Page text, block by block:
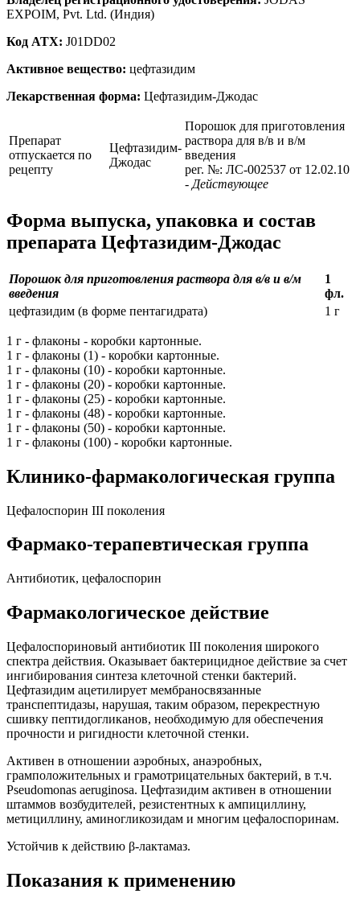
EXPOIM, Pvt. Ltd. (Индия)
Код ATX: J01DD02
Активное вещество: цефтазидим
Лекарственная форма: Цефтазидим-Джодас
Препарат
отпускается по
рецепту
Цефтазидим-
Джодас
Порошок для приготовления
раствора для в/в и в/м
введения
рег. №: ЛС-002537 от 12.02.10
- Действующее
Форма выпуска, упаковка и состав
препарата Цефтазидим-Джодас
Порошок для приготовления раствора для в/в и в/м
введения
1
фл.
цефтазидим (в форме пентагидрата)
1 г
1 г - флаконы - коробки картонные.
1 г - флаконы (1) - коробки картонные.
1 г - флаконы (10) - коробки картонные.
1 г - флаконы (20) - коробки картонные.
1 г - флаконы (25) - коробки картонные.
1 г - флаконы (48) - коробки картонные.
1 г - флаконы (50) - коробки картонные.
1 г - флаконы (100) - коробки картонные.
Клинико-фармакологическая группа
Цефалоспорин III поколения
Фармако-терапевтическая группа
Антибиотик, цефалоспорин
Фармакологическое действие
Цефалоспориновый антибиотик III поколения широкого
спектра действия. Оказывает бактерицидное действие за счет
ингибирования синтеза клеточной стенки бактерий.
Цефтазидим ацетилирует мембраносвязанные
транспептидазы, нарушая, таким образом, перекрестную
сшивку пептидогликанов, необходимую для обеспечения
прочности и ригидности клеточной стенки.
Активен в отношении аэробных, анаэробных,
грамположительных и грамотрицательных бактерий, в т.ч.
Pseudomonas aeruginosa. Цефтазидим активен в отношении
штаммов возбудителей, резистентных к ампициллину,
метициллину, аминогликозидам и многим цефалоспоринам.
Устойчив к действию β-лактамаз.
Показания к применению